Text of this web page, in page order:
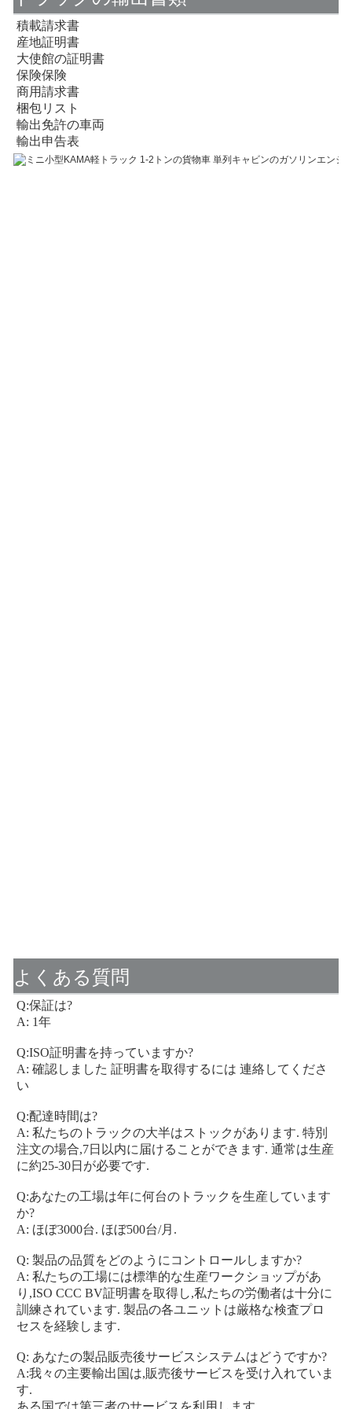
積載請求書
産地証明書
大使館の証明書
保険保険
商用請求書
梱包リスト
輸出免許の車両
輸出申告表
よくある質問
Q:保証は?
A: 1年
Q:ISO証明書を持っていますか?
A: 確認しました 証明書を取得するには 連絡してくださ
い
Q:配達時間は?
A: 私たちのトラックの大半はストックがあります. 特別
注文の場合,7日以内に届けることができます. 通常は生産
に約25-30日が必要です.
Q:あなたの工場は年に何台のトラックを生産しています
か?
A: ほぼ3000台. ほぼ500台/月.
Q: 製品の品質をどのようにコントロールしますか?
A: 私たちの工場には標準的な生産ワークショップがあ
り,ISO CCC BV証明書を取得し,私たちの労働者は十分に
訓練されています. 製品の各ユニットは厳格な検査プロ
セスを経験します.
Q: あなたの製品販売後サービスシステムはどうですか?
A:我々の主要輸出国は,販売後サービスを受け入れていま
す.
ある国では第三者のサービスを利用します.